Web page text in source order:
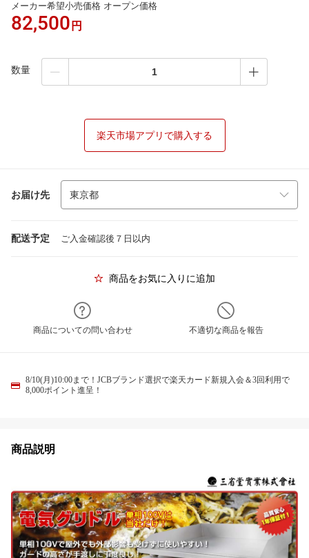
メーカー希望小売価格 オープン価格
82,500 円
数量
楽天市場アプリで購入する
お届け先
配送予定 ご入金確認後７日以内
商品をお気に入りに追加
商品についての問い合わせ 不適切な商品を報告
8/10(月)10:00まで！JCBブランド選択で楽天カード新規入会＆3回利用で
8,000ポイント進呈！
商品説明